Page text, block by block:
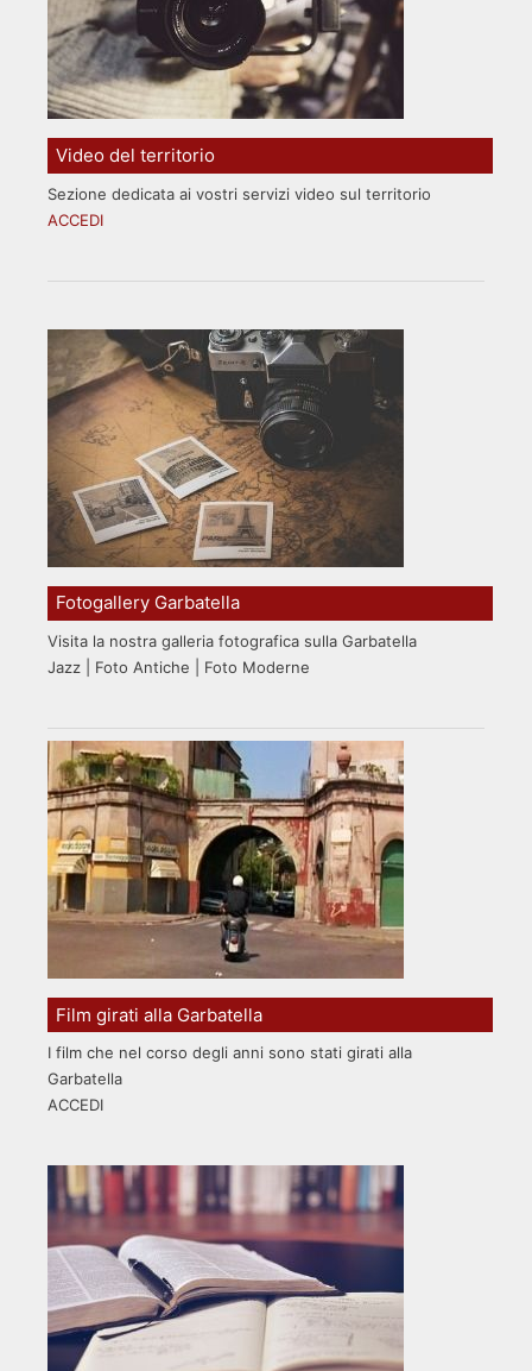
Video del territorio
Sezione dedicata ai vostri servizi video sul territorio
ACCEDI
Fotogallery Garbatella
Visita la nostra galleria fotografica sulla Garbatella
Jazz | Foto Antiche | Foto Moderne
Film girati alla Garbatella
I film che nel corso degli anni sono stati girati alla
Garbatella
ACCEDI